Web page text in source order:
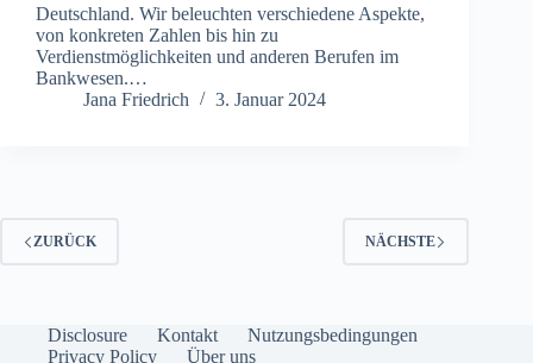
Deutschland. Wir beleuchten verschiedene Aspekte,
von konkreten Zahlen bis hin zu
Verdienstmöglichkeiten und anderen Berufen im
Bankwesen.…
Jana Friedrich
3. Januar 2024
ZURÜCK NÄCHSTE
Disclosure Kontakt
Nutzungsbedingungen
Privacy Policy
Über uns